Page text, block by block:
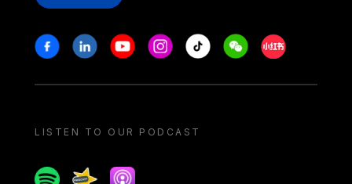
Stay in touch
FacebookLinkedinYoutubeInstagram
Tiktok WeechatXiaohongshu/
LISTEN TO OUR PODCAST
SpotifySpreakerApple podcast